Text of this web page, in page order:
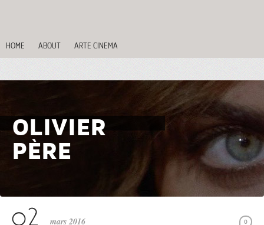
HOME ABOUT ARTE CINEMA
OLIVIER
PÈRE
0
mars 2016